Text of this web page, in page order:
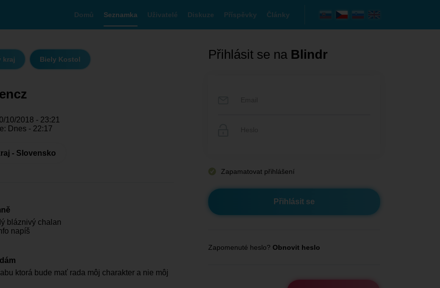
Domů Seznamka Uživatelé Diskuze Příspěvky Články
kraj Biely Kostol
10/2018 - 23:21
Dnes - 22:17
- Slovensko
bláznivý chalan
napíš
ktorá bude mať rada môj charakter a nie môj
Přihlásit se na Blindr
Zapamatovat přihlášení
Zapomenuté heslo? Obnovit heslo